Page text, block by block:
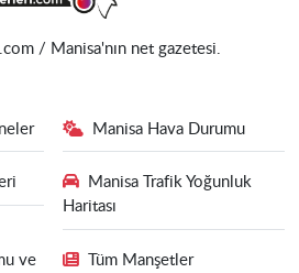
/ Manisa'nın net gazetesi.
Manisa Hava Durumu
Manisa Trafik Yoğunluk
Haritası
ve Tüm Manşetler